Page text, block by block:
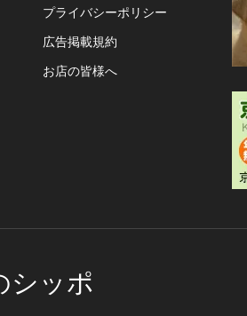
プライバシーポリシー
広告掲載規約
お店の皆様へ
シッポ